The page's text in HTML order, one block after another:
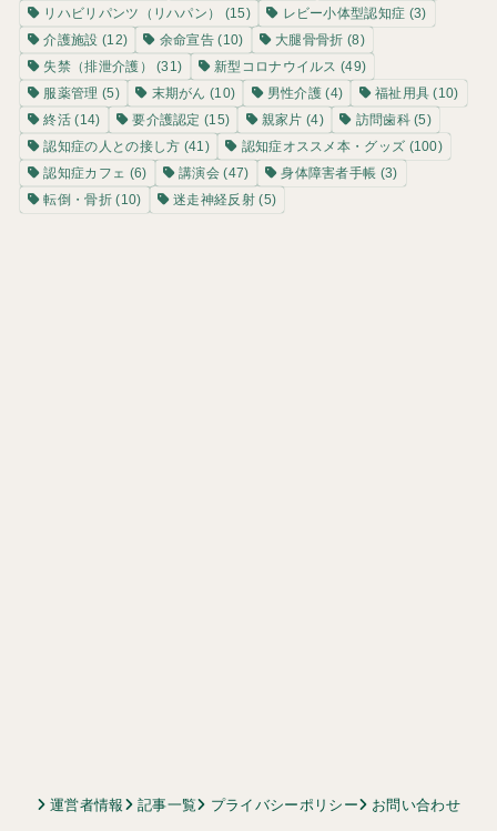
リハビリパンツ（リハパン）
(15) レビー小体型認知症 (3)
介護施設 (12) 余命宣告 (10) 大腿骨骨折 (8)
失禁（排泄介護）
(31) 新型コロナウイルス (49)
服薬管理 (5) 末期がん (10) 男性介護 (4) 福祉用具 (10)
終活 (14) 要介護認定 (15) 親家片 (4) 訪問歯科(5)
認知症の人との接し方 (41) 認知症オススメ本・グッズ (100)
認知症カフェ (6) 講演会 (47) 身体障害者手帳 (3)
転倒・骨折(10) 迷走神経反射(5)
運営者情報 記事一覧 プライバシーポリシー お問い合わせ